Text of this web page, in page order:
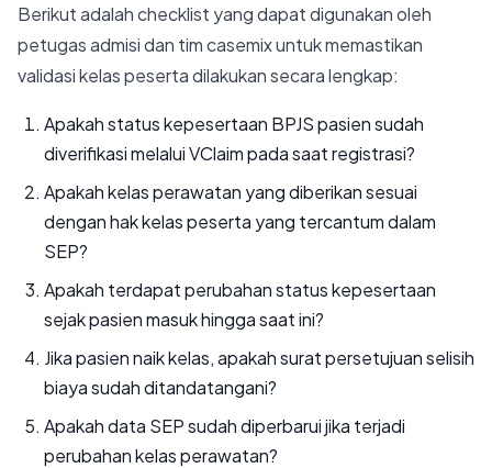
Berikut adalah checklist yang dapat digunakan oleh
petugas admisi dan tim casemix untuk memastikan
validasi kelas peserta dilakukan secara lengkap:
Apakah status kepesertaan BPJS pasien sudah
diverifikasi melalui VClaim pada saat registrasi?
Apakah kelas perawatan yang diberikan sesuai
dengan hak kelas peserta yang tercantum dalam
SEP?
Apakah terdapat perubahan status kepesertaan
sejak pasien masuk hingga saat ini?
Jika pasien naik kelas, apakah surat persetujuan selisih
biaya sudah ditandatangani?
Apakah data SEP sudah diperbarui jika terjadi
perubahan kelas perawatan?